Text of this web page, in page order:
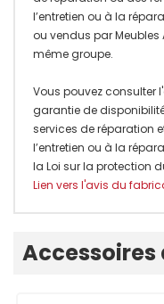
l’entretien ou à la
ou vendus par
même groupe.
Vous pouvez
garantie de
services de réparation
l’entretien ou à la
la Loi sur la protection
Lien vers l'avis du
personnalisé
Accessoires